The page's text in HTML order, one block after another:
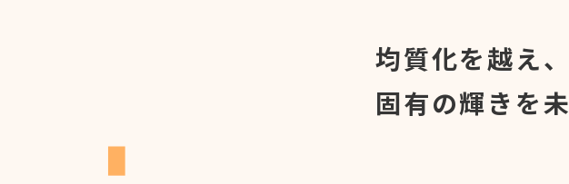
均質化を越え、
固有の輝きを